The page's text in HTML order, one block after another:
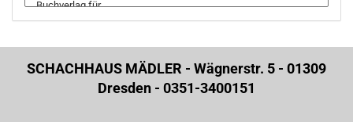
SCHACHHAUS MÄDLER - Wägnerstr. 5 - 01309
Dresden - 0351-3400151